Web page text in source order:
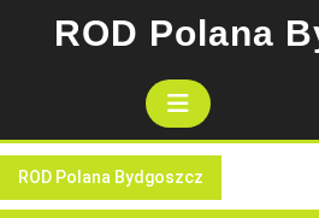
ROD Polana
Open
Button
ROD Polana Bydgoszcz